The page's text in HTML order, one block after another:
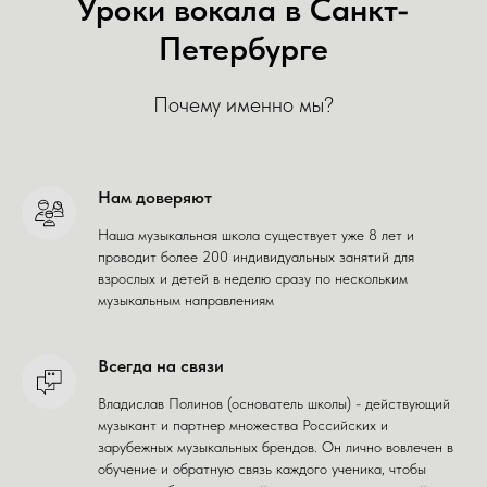
Уроки вокала в Санкт-
Петербурге
Почему именно мы?
Нам доверяют
Наша музыкальная школа существует уже 8 лет и
проводит более 200 индивидуальных занятий для
взрослых и детей в неделю сразу по нескольким
музыкальным направлениям
Всегда на связи
Владислав Полинов (основатель школы) - действующий
музыкант и партнер множества Российских и
зарубежных музыкальных брендов. Он лично вовлечен в
обучение и обратную связь каждого ученика, чтобы